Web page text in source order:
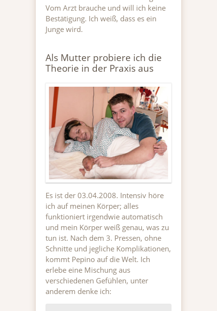
Vom Arzt brauche und will ich keine
Bestätigung. Ich weiß, dass es ein
Junge wird.
Als Mutter probiere ich die
Theorie in der Praxis aus
Es ist der 03.04.2008. Intensiv höre
ich auf meinen Körper; alles
funktioniert irgendwie automatisch
und mein Körper weiß genau, was zu
tun ist. Nach dem 3. Pressen, ohne
Schnitte und jegliche Komplikationen,
kommt Pepino auf die Welt. Ich
erlebe eine Mischung aus
verschiedenen Gefühlen, unter
anderem denke ich: